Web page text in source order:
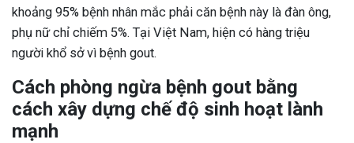
khoảng 95% bệnh nhân mắc phải căn bệnh này là đàn ông,
phụ nữ chỉ chiếm 5%. Tại Việt Nam, hiện có hàng triệu
người khổ sở vì bệnh gout.
Cách phòng ngừa bệnh gout bằng
cách xây dựng chế độ sinh hoạt lành
mạnh